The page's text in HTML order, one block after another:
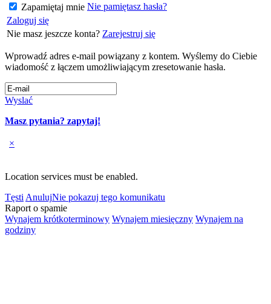
Zapamiętaj mnie Nie pamiętasz hasła?
Zaloguj się
Nie masz jeszcze konta? Zarejestruj się
Wprowadź adres e-mail powiązany z kontem. Wyślemy do Ciebie
wiadomość z łączem umożliwiającym zresetowanie hasła.
Wyslać
Masz pytania? zapytaj!
×
Location services must be enabled.
Tęsti AnulujNie pokazuj tego komunikatu
Raport o spamie
Wynajem krótkoterminowy Wynajem miesięczny Wynajem na
godziny